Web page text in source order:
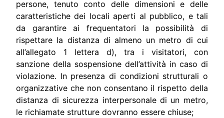
persone, tenuto conto delle dimensioni e delle
caratteristiche dei locali aperti al pubblico, e tali
da garantire ai frequentatori la possibilità di
rispettare la distanza di almeno un metro di cui
all’allegato 1 lettera d), tra i visitatori, con
sanzione della sospensione dell’attività in caso di
violazione. In presenza di condizioni strutturali o
organizzative che non consentano il rispetto della
distanza di sicurezza interpersonale di un metro,
le richiamate strutture dovranno essere chiuse;